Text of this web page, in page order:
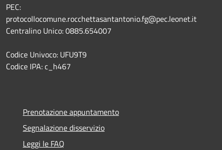
PEC:
protocollocomune.rocchettasantantonio.fg@pec.leonet.it
Centralino Unico: 0885.654007
Codice Univoco: UFU9T9
Codice IPA: c_h467
Prenotazione appuntamento
Segnalazione disservizio
Leggi le FAQ